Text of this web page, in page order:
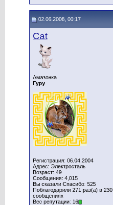
02.06.2008, 00:17
Cat
Амазонка
Гуру
Регистрация: 06.04.2004
Адрес: Электросталь
Возраст: 49
Сообщения: 4,015
Вы сказали Спасибо: 525
Поблагодарили 271 раз(а) в 230
сообщениях
Вес репутации: 16